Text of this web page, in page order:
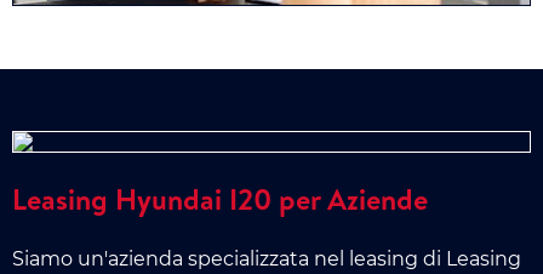
Leasing Hyundai I20 per Aziende
Siamo un'azienda specializzata nel leasing di Leasing